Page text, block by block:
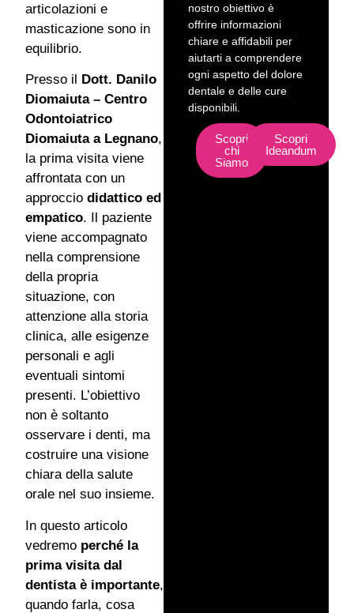
articolazioni e
masticazione sono in
equilibrio.
Presso il Dott. Danilo
Diomaiuta – Centro
Odontoiatrico
Diomaiuta a Legnano,
la prima visita viene
affrontata con un
approccio didattico ed
empatico. Il paziente
viene accompagnato
nella comprensione
della propria
situazione, con
attenzione alla storia
clinica, alle esigenze
personali e agli
eventuali sintomi
presenti. L’obiettivo
non è soltanto
osservare i denti, ma
costruire una visione
chiara della salute
orale nel suo insieme.
In questo articolo
vedremo perché la
prima visita dal
dentista è importante,
quando farla, cosa
nostro obiettivo è
offrire informazioni
chiare e affidabili per
aiutarti a comprendere
ogni aspetto del dolore
dentale e delle cure
disponibili.
Scopri
chi
Siamo
Scopri
Ideandum